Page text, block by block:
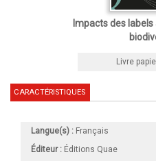
Impacts des
Livre
CARACTÉRISTIQUES
Langue(s) : Français
Éditeur : Éditions Quae